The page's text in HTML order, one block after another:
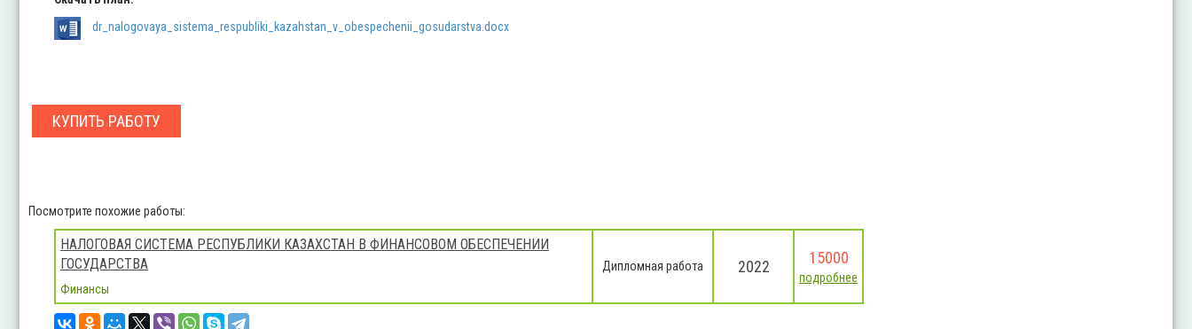
dr_nalogovaya_sistema_respubliki_kazahstan_v_obespechenii_gosudarstva.docx
КУПИТЬ РАБОТУ
Посмотрите похожие работы:
НАЛОГОВАЯ СИСТЕМА РЕСПУБЛИКИ КАЗАХСТАН В ФИНАНСОВОМ ОБЕСПЕЧЕНИИ
ГОСУДАРСТВА
Финансы
Дипломная работа 2022 15000
подробнее